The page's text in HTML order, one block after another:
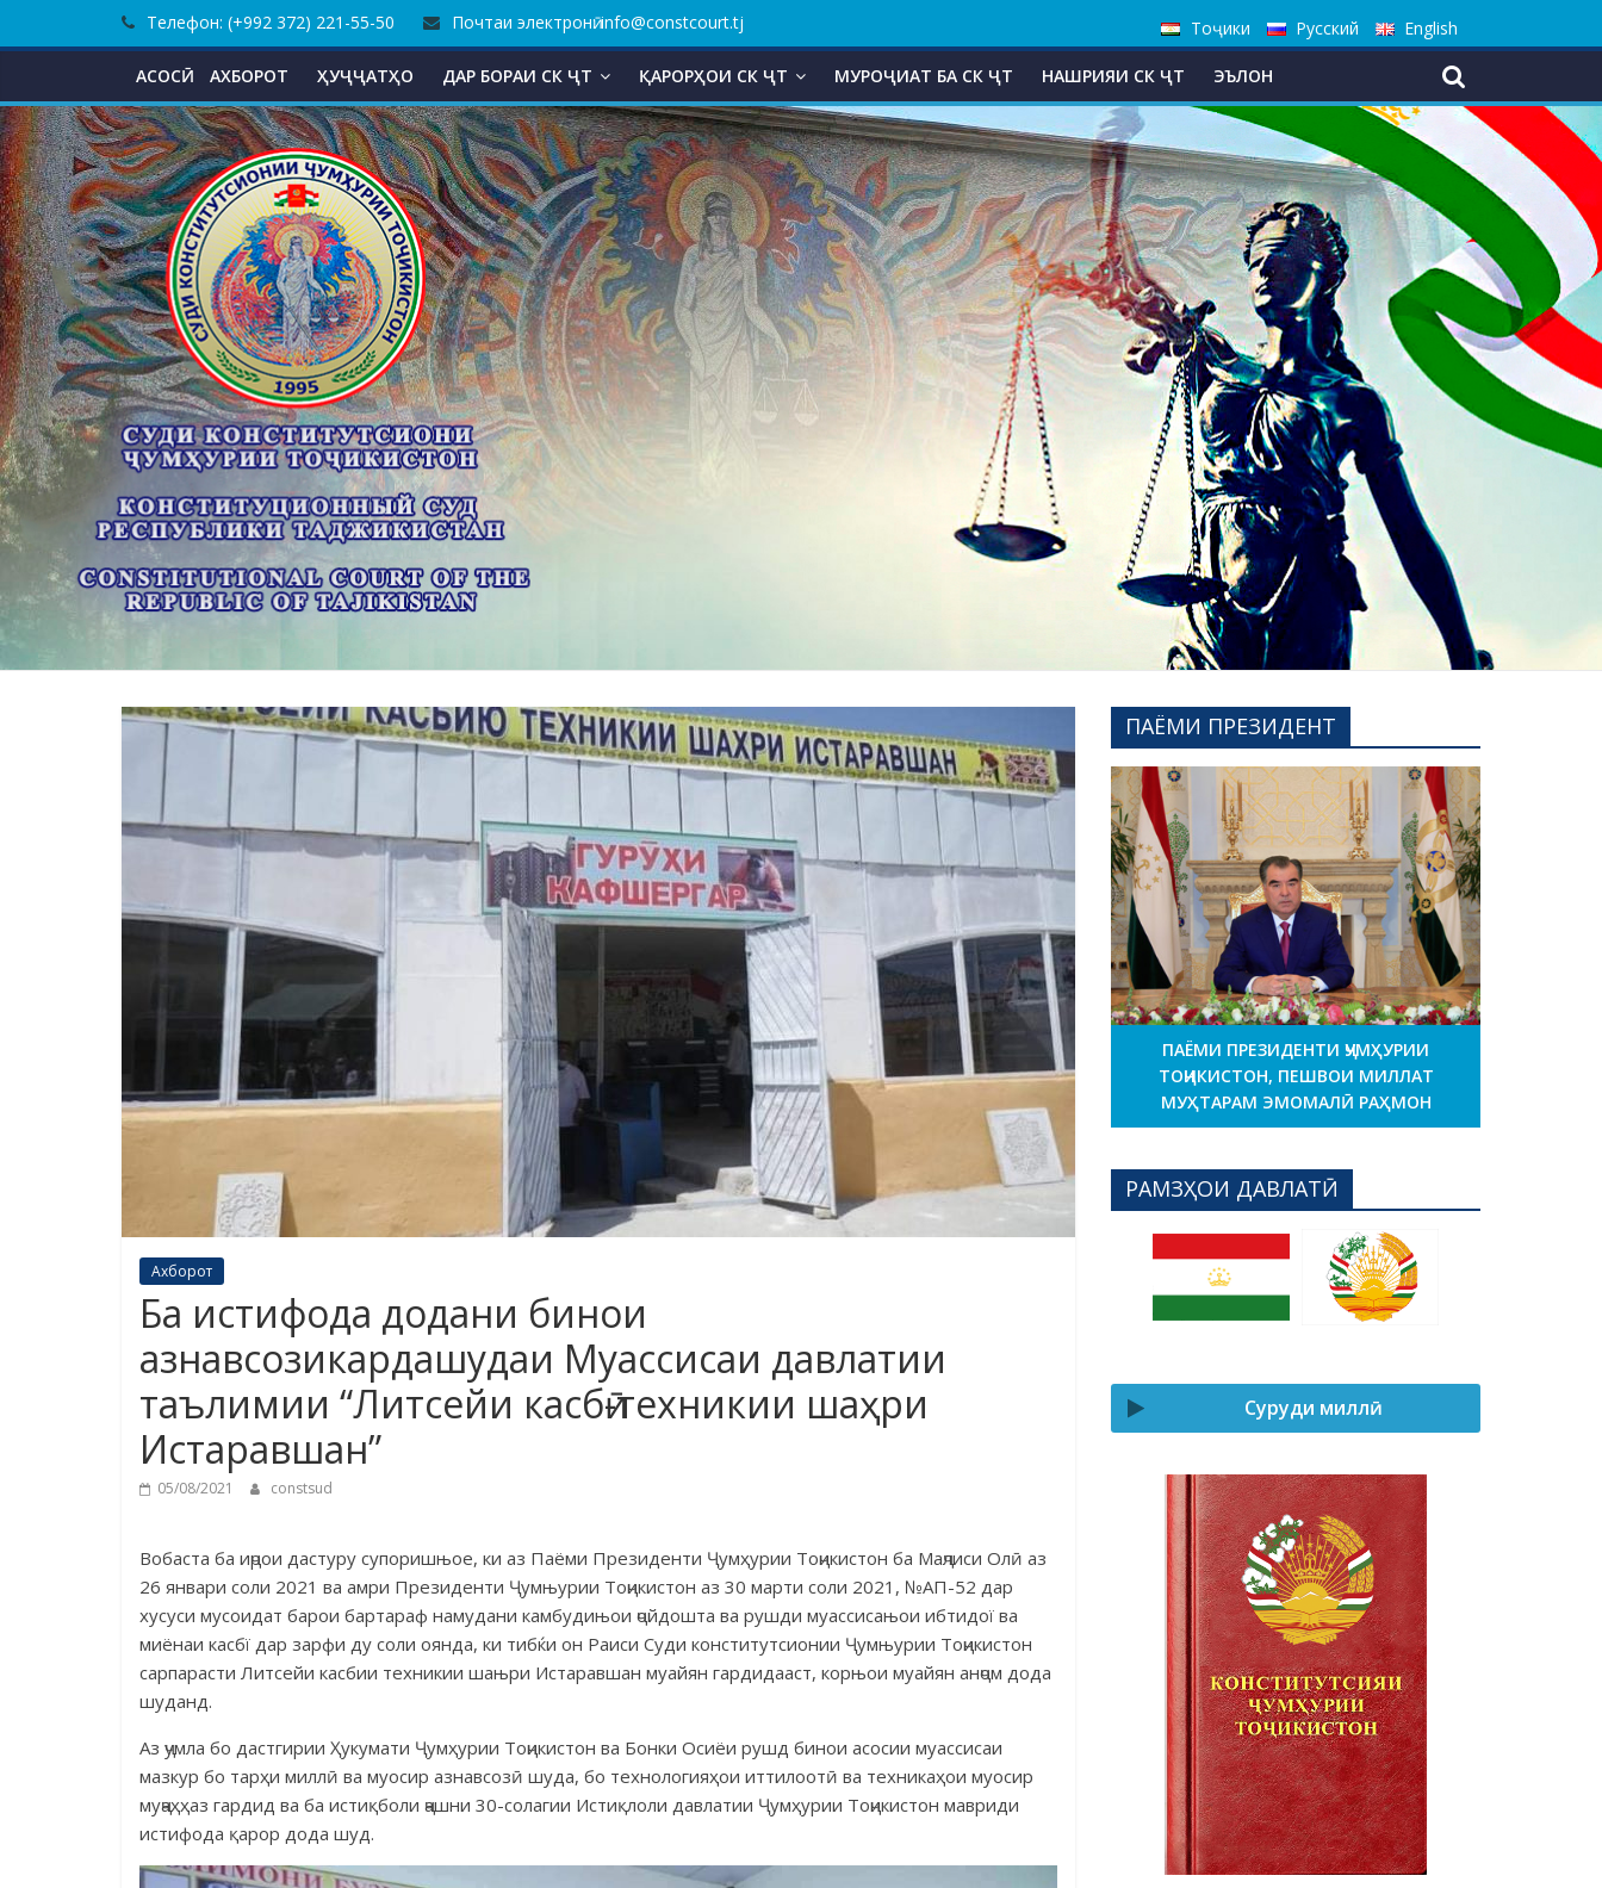
to
Телефон: (+992 372) 221-55-50 Почтаи электронӣ: info@constcourt.tj Тоҷики Русский English
АСОСӢ АХБОРОТ ҲУҶҶАТҲО ДАР БОРАИ СК ҶТ ҚАРОРҲОИ СК ҶТ МУРОҶИАТ БА СК ҶТ НАШРИЯИ СК ҶТ ЭЪЛОН
Ахборот
Ба истифода додани бинои
азнавсозикардашудаи Муассисаи давлатии
таълимии “Литсейи касбӣ-техникии шаҳри
Истаравшан”
05/08/2021 constsud
Вобаста ба иҷрои дастуру супоришњое, ки аз Паёми Президенти Ҷумҳурии Тоҷикистон ба Маҷлиси Олӣ аз
26 январи соли 2021 ва амри Президенти Ҷумњурии Тоҷикистон аз 30 марти соли 2021, №АП-52 дар
хусуси мусоидат барои бартараф намудани камбудињои ҷойдошта ва рушди муассисањои ибтидої ва
миёнаи касбї дар зарфи ду соли оянда, ки тибќи он Раиси Суди конститутсионии Ҷумњурии Тоҷикистон
сарпарасти Литсейи касбии техникии шањри Истаравшан муайян гардидааст, корњои муайян анҷом дода
шуданд.
Аз ҷумла бо дастгирии Ҳукумати Ҷумҳурии Тоҷикистон ва Бонки Осиёи рушд бинои асосии муассисаи
мазкур бо тарҳи миллӣ ва муосир азнавсозӣ шуда, бо технологияҳои иттилоотӣ ва техникаҳои муосир
муҷаҳ­ҳаз гардид ва ба истиқболи ҷашни 30-солагии Истиқлоли давлатии Ҷумҳу­рии Тоҷикистон мавриди
истифода қарор дода шуд.
ПАЁМИ ПРЕЗИДЕНТ
ПАЁМИ ПРЕЗИДЕНТИ ҶУМҲУРИИ
ТОҶИКИСТОН, ПЕШВОИ МИЛЛАТ
МУҲТАРАМ ЭМОМАЛӢ РАҲМОН
РАМЗҲОИ ДАВЛАТӢ
Суруди миллӣ